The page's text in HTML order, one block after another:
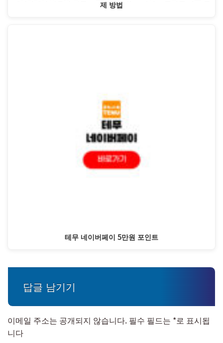
제 방법
테무 네이버페이 5만원 포인트
답글 남기기
이메일 주소는 공개되지 않습니다. 필수 필드는 *로 표시됩
니다